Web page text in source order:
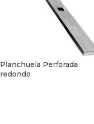
Planchuela Perforada
redondo